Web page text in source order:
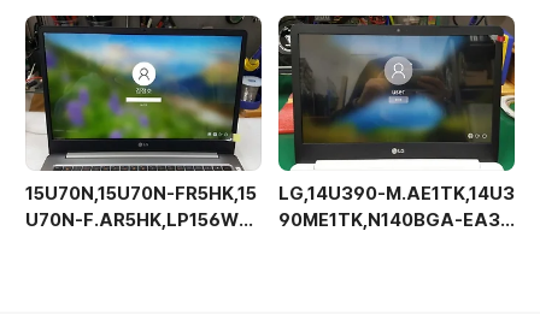
15U70N,15U70N-FR5HK,15
U70N-F.AR5HK,LP156WF
LG,14U390-M.AE1TK,14U3
90ME1TK,N140BGA-EA3,